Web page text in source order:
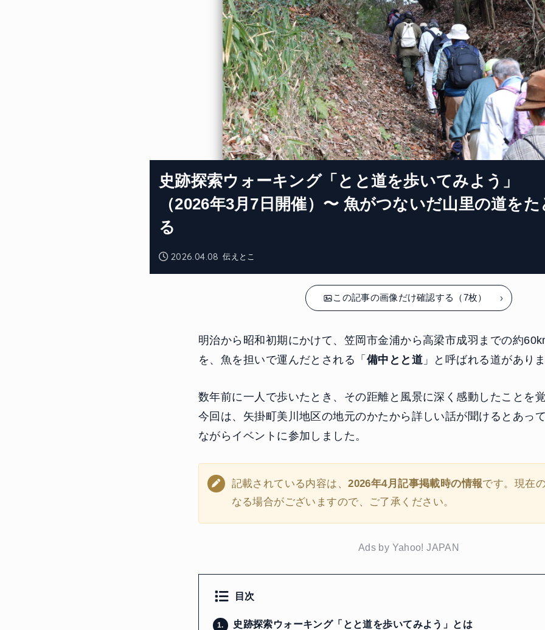
伝えとこ
2026.04.08
史跡探索ウォーキング「とと道を歩いてみよう」
（2026年3月7日開催）〜 魚がつないだ山里の道をた
る
この記事の画像だけ確認する（7枚）
明治から昭和初期にかけて、笠岡市金浦から高梁市成羽までの約
を、魚を担いで運んだとされる「 備中とと道 」と呼ばれる道があり
数年前に一人で歩いたとき、その距離と風景に深く感動したことを
今回は、矢掛町美川地区の地元のかたから詳しい話が聞けるとあっ
ながらイベントに参加しました。
記載されている内容は、2026年4月記事掲載時の情報です。現在
なる場合がございますので、ご了承ください。
Ads by Yahoo! JAPAN
目次
1. 史跡探索ウォーキング「とと道を歩いてみよう」とは